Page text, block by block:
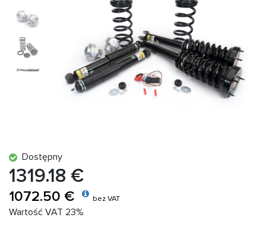
Dostępny
1319.18 €
1072.50 € bez VAT
Wartość VAT 23%